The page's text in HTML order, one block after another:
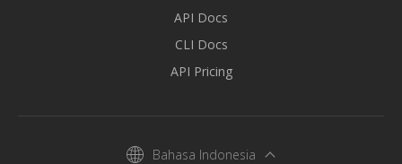
API Docs
CLI Docs
API Pricing
Bahasa Indonesia